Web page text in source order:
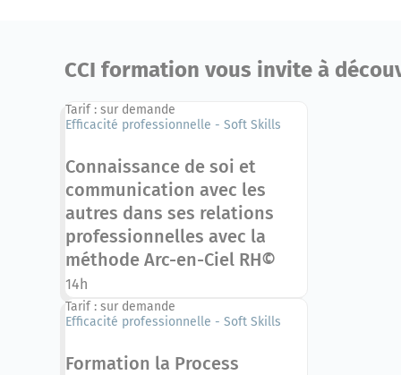
CCI formation vous invite à
Tarif : sur demande
Efficacité professionnelle - Soft Skills
Connaissance de soi et
communication avec les
autres dans ses relations
professionnelles avec la
méthode Arc-en-Ciel RH©
14h
Tarif : sur demande
Efficacité professionnelle - Soft Skills
Formation la Process